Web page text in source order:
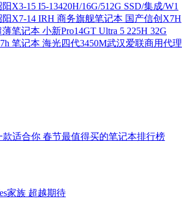
X3-15 I5-13420H/16G/512G SSD/集成/W1
阳X7-14 IRH 商务旗舰笔记本 国产信创X7H
笔记本 小新Pro14GT Ultra 5 225H 32G
笔记本 海光四代3450M武汉爱联商用代理
款适合你 春节最值得买的笔记本排行榜
家族 超越期待